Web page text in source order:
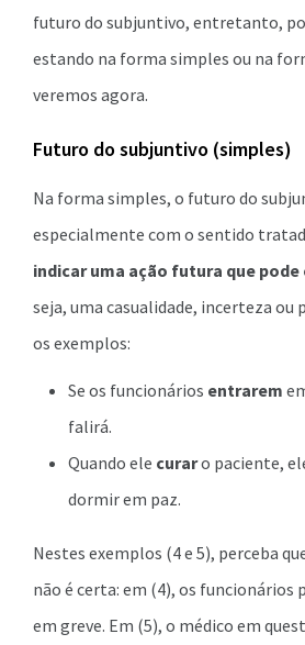
futuro do subjuntivo, entretanto,
estando na forma simples ou na
veremos agora.
Futuro do subjuntivo (simples)
Na forma simples, o futuro do
especialmente com o sentido
indicar uma ação futura que
seja, uma casualidade, incerteza ou
os exemplos:
Se os funcionários entrarem
falirá.
Quando ele curaro paciente,
dormir em paz.
Nestes exemplos (4 e 5), perceba
não é certa: em (4), os funcionários
em greve. Em (5), o médico em